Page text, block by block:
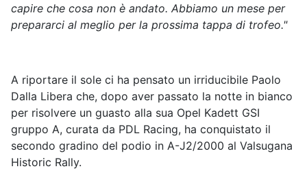
capire che cosa non è andato. Abbiamo un mese per
prepararci al meglio per la prossima tappa di trofeo."
A riportare il sole ci ha pensato un irriducibile Paolo
Dalla Libera che, dopo aver passato la notte in bianco
per risolvere un guasto alla sua Opel Kadett GSI
gruppo A, curata da PDL Racing, ha conquistato il
secondo gradino del podio in A-J2/2000 al Valsugana
Historic Rally.